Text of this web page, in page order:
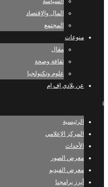
المال والإقتصاد
المجتمع
منوعات
مقال
ثقافة وصحة
علوم وتكنولجيا
عن بلادي إف إم
i
الرئيسية
المركز الإعلامي
الأحداث
معرض الصور
معرض الفيديو
أبرز برامجنا